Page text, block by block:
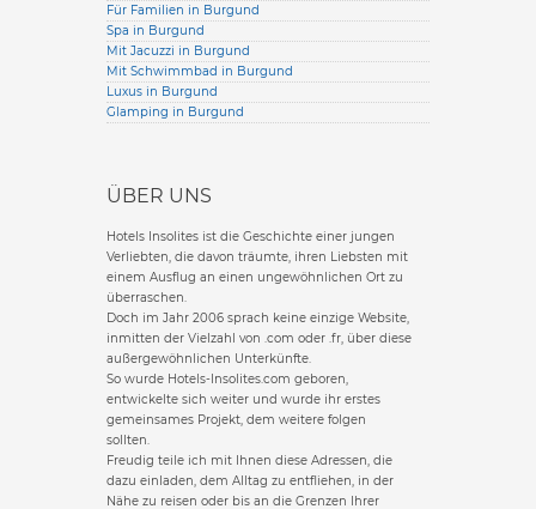
Für Familien in Burgund
Spa in Burgund
Mit Jacuzzi in Burgund
Mit Schwimmbad in Burgund
Luxus in Burgund
Glamping in Burgund
ÜBER UNS
Hotels Insolites ist die Geschichte einer jungen
Verliebten, die davon träumte, ihren Liebsten mit
einem Ausflug an einen ungewöhnlichen Ort zu
überraschen.
Doch im Jahr 2006 sprach keine einzige Website,
inmitten der Vielzahl von .com oder .fr, über diese
außergewöhnlichen Unterkünfte.
So wurde Hotels-Insolites.com geboren,
entwickelte sich weiter und wurde ihr erstes
gemeinsames Projekt, dem weitere folgen
sollten.
Freudig teile ich mit Ihnen diese Adressen, die
dazu einladen, dem Alltag zu entfliehen, in der
Nähe zu reisen oder bis an die Grenzen Ihrer